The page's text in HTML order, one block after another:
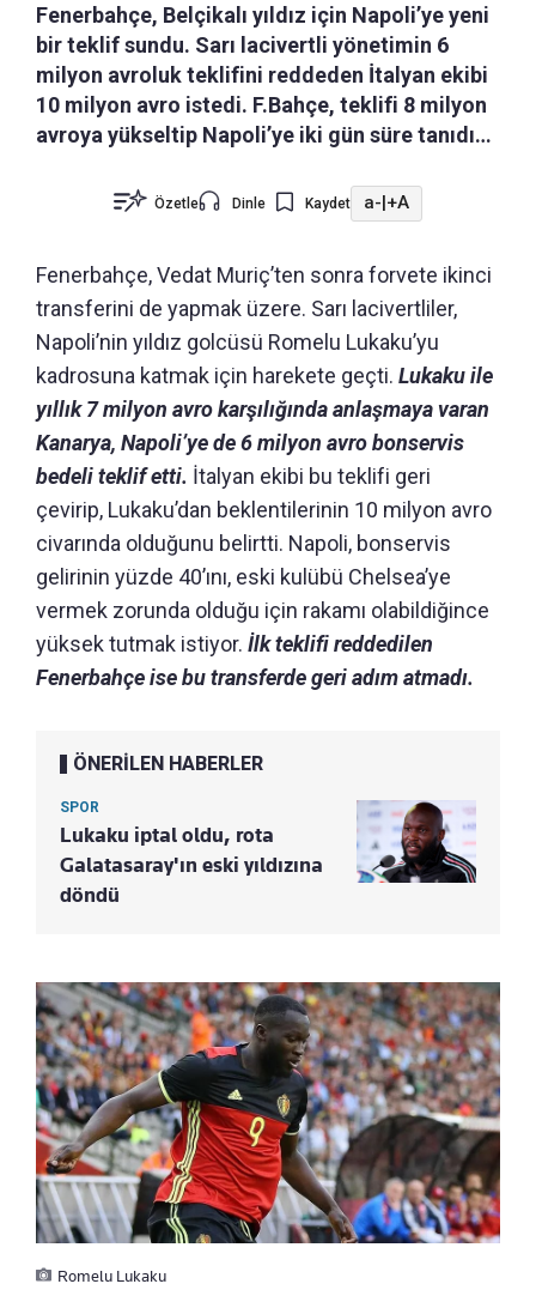
Fenerbahçe, Belçikalı yıldız için Napoli’ye yeni
bir teklif sundu. Sarı lacivertli yönetimin 6
milyon avroluk teklifini reddeden İtalyan ekibi
10 milyon avro istedi. F.Bahçe, teklifi 8 milyon
avroya yükseltip Napoli’ye iki gün süre tanıdı…
Özetle Dinle Kaydet a- +A
Fenerbahçe, Vedat Muriç’ten sonra forvete ikinci
transferini de yapmak üzere. Sarı lacivertliler,
Napoli’nin yıldız golcüsü Romelu Lukaku’yu
kadrosuna katmak için harekete geçti. Lukaku ile
yıllık 7 milyon avro karşılığında anlaşmaya varan
Kanarya, Napoli’ye de 6 milyon avro bonservis
bedeli teklif etti. İtalyan ekibi bu teklifi geri
çevirip, Lukaku’dan beklentilerinin 10 milyon avro
civarında olduğunu belirtti. Napoli, bonservis
gelirinin yüzde 40’ını, eski kulübü Chelsea’ye
vermek zorunda olduğu için rakamı olabildiğince
yüksek tutmak istiyor. İlk teklifi reddedilen
Fenerbahçe ise bu transferde geri adım atmadı.
ÖNERİLEN HABERLER
SPOR
Lukaku iptal oldu, rota
Galatasaray'ın eski yıldızına
döndü
Romelu Lukaku